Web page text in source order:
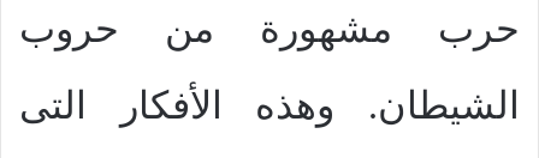
حرب مشهورة من حروب
الشيطان. وهذه الأفكار التى